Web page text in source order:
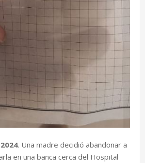
. Una madre decidió abandonar a
en una banca cerca del Hospital